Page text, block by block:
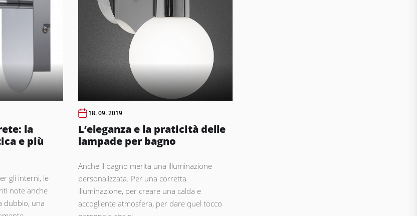
la
e più
gli interni, le
note anche
dubbio, una
18. 09. 2019
L’eleganza e la praticità delle
lampade per bagno
Anche il bagno merita una illuminazione
personalizzata. Per una corretta
illuminazione, per creare una calda e
accogliente atmosfera, per dare quel tocco